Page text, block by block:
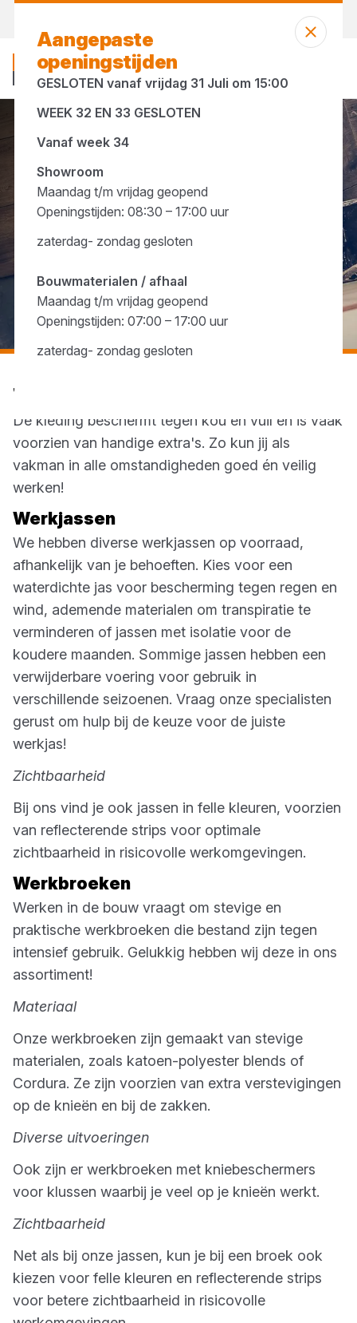
Jassen & Broeken
De kleding beschermt tegen kou en vuil en is vaak
voorzien van handige extra's. Zo kun jij als
vakman in alle omstandigheden goed én veilig
werken!
Werkjassen
We hebben diverse werkjassen op voorraad,
afhankelijk van je behoeften. Kies voor een
waterdichte jas voor bescherming tegen regen en
wind, ademende materialen om transpiratie te
verminderen of jassen met isolatie voor de
koudere maanden. Sommige jassen hebben een
verwijderbare voering voor gebruik in
verschillende seizoenen. Vraag onze specialisten
gerust om hulp bij de keuze voor de juiste
werkjas!
Zichtbaarheid
Bij ons vind je ook jassen in felle kleuren, voorzien
van reflecterende strips voor optimale
zichtbaarheid in risicovolle werkomgevingen.
Werkbroeken
Werken in de bouw vraagt om stevige en
praktische werkbroeken die bestand zijn tegen
intensief gebruik. Gelukkig hebben wij deze in ons
assortiment!
Materiaal
Onze werkbroeken zijn gemaakt van stevige
materialen, zoals katoen-polyester blends of
Cordura. Ze zijn voorzien van extra verstevigingen
op de knieën en bij de zakken.
Diverse uitvoeringen
Ook zijn er werkbroeken met kniebeschermers
voor klussen waarbij je veel op je knieën werkt.
Zichtbaarheid
Net als bij onze jassen, kun je bij een broek ook
kiezen voor felle kleuren en reflecterende strips
voor betere zichtbaarheid in risicovolle
Aangepaste
openingstijden
GESLOTEN vanaf vrijdag 31 Juli om 15:00
WEEK 32 EN 33 GESLOTEN
Vanaf week 34
Showroom
Maandag t/m vrijdag geopend
Openingstijden: 08:30 – 17:00 uur
zaterdag- zondag gesloten
Bouwmaterialen / afhaal
Maandag t/m vrijdag geopend
Openingstijden: 07:00 – 17:00 uur
zaterdag- zondag gesloten